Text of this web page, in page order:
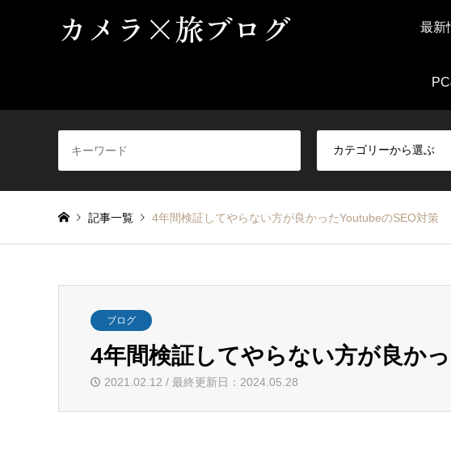
カメラ×旅ブログ 最新
記事一覧 4年間検証してやらない方が良かったYoutubeのSEO対策
ブログ
4年間検証してやらない方が良か
2021.02.12 / 最終更新日：2024.05.28